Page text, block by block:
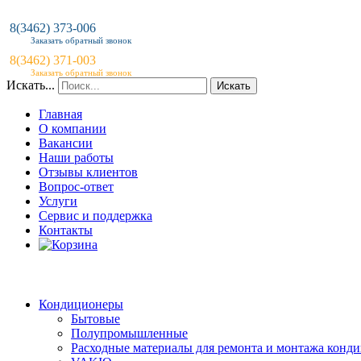
8(3462) 373-006
Заказать обратный звонок
8(3462) 371-003
Заказать обратный звонок
Искать... Искать
Главная
О компании
Вакансии
Наши работы
Отзывы клиентов
Вопрос-ответ
Услуги
Сервис и поддержка
Контакты
Кондиционеры
Бытовые
Полупромышленные
Расходные материалы для ремонта и монтажа